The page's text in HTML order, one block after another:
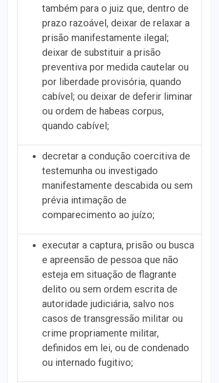
também para o juiz que, dentro de
prazo razoável, deixar de relaxar a
prisão manifestamente ilegal;
deixar de substituir a prisão
preventiva por medida cautelar ou
por liberdade provisória, quando
cabível; ou deixar de deferir liminar
ou ordem de habeas corpus,
quando cabível;
decretar a condução coercitiva de
testemunha ou investigado
manifestamente descabida ou sem
prévia intimação de
comparecimento ao juízo;
executar a captura, prisão ou busca
e apreensão de pessoa que não
esteja em situação de flagrante
delito ou sem ordem escrita de
autoridade judiciária, salvo nos
casos de transgressão militar ou
crime propriamente militar,
definidos em lei, ou de condenado
ou internado fugitivo;